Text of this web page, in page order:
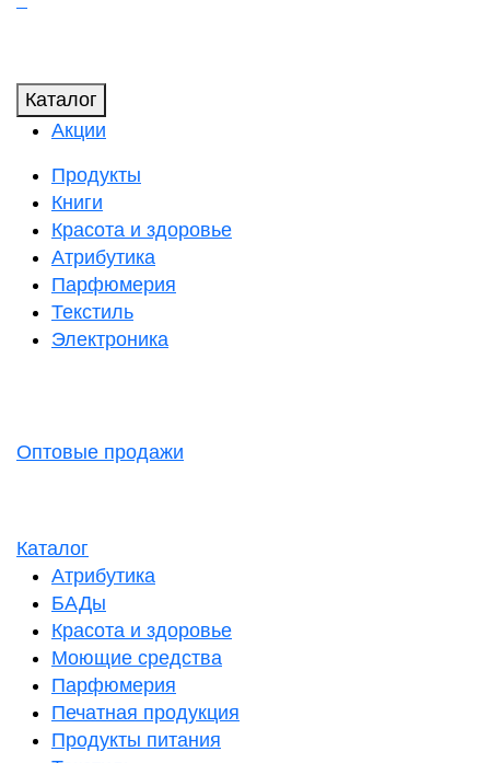
Каталог
Акции
Продукты
Книги
Красота и здоровье
Атрибутика
Парфюмерия
Текстиль
Электроника
Оптовые продажи
Каталог
Атрибутика
БАДы
Красота и здоровье
Моющие средства
Парфюмерия
Печатная продукция
Продукты питания